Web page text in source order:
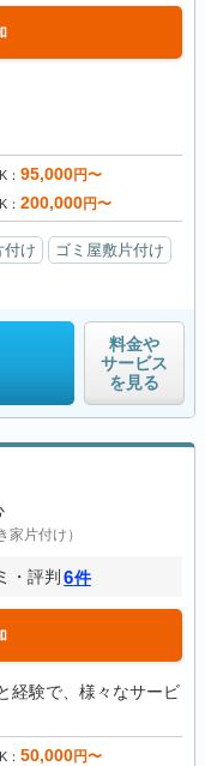
95,000円〜
200,000円〜
付け
ゴミ屋敷片付け
料金や
サービス
を見る
家片付け）
・評判 6件
経験で、様々なサービ
50,000円〜